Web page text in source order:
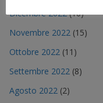
Dicembre 2022(10)
Novembre 2022 (15)
Ottobre 2022 (11)
Settembre 2022 (8)
Agosto 2022 (2)